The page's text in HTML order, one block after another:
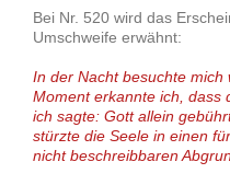
Bei Nr. 520 wird das
Umschweife erwähnt:
In der Nacht besuchte
Moment erkannte ich, dass
ich sagte: Gott allein
stürzte die Seele in einen
nicht beschreibbaren